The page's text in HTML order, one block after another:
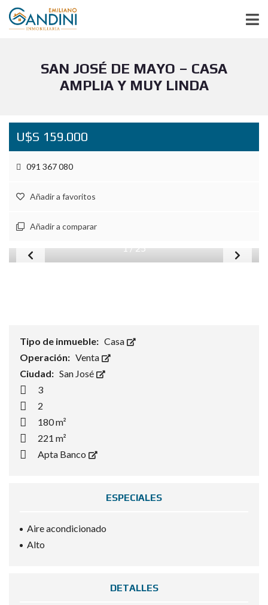
SAN JOSÉ DE MAYO – CASA
AMPLIA Y MUY LINDA
U$S 159.000
091 367 080
Añadir a favoritos
Añadir a comparar
1/25
Tipo de inmueble: Casa
Operación: Venta
Ciudad: San José
3
2
180 m²
221 m²
Apta Banco
ESPECIALES
Aire acondicionado
Alto
DETALLES